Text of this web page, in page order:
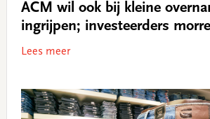
ACM wil ook bij kleine
ingrijpen; investeerders
Lees meer